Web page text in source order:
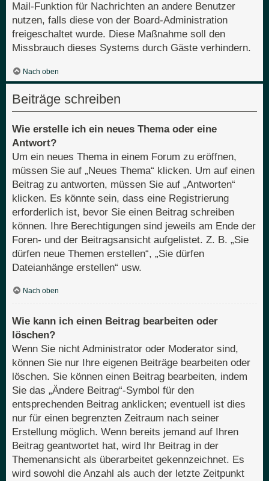
Mail-Funktion für Nachrichten an andere Benutzer
nutzen, falls diese von der Board-Administration
freigeschaltet wurde. Diese Maßnahme soll den
Missbrauch dieses Systems durch Gäste verhindern.
Nach oben
Beiträge schreiben
Wie erstelle ich ein neues Thema oder eine
Antwort?
Um ein neues Thema in einem Forum zu eröffnen,
müssen Sie auf „Neues Thema“ klicken. Um auf einen
Beitrag zu antworten, müssen Sie auf „Antworten“
klicken. Es könnte sein, dass eine Registrierung
erforderlich ist, bevor Sie einen Beitrag schreiben
können. Ihre Berechtigungen sind jeweils am Ende der
Foren- und der Beitragsansicht aufgelistet. Z. B. „Sie
dürfen neue Themen erstellen“, „Sie dürfen
Dateianhänge erstellen“ usw.
Nach oben
Wie kann ich einen Beitrag bearbeiten oder
löschen?
Wenn Sie nicht Administrator oder Moderator sind,
können Sie nur Ihre eigenen Beiträge bearbeiten oder
löschen. Sie können einen Beitrag bearbeiten, indem
Sie das „Ändere Beitrag“-Symbol für den
entsprechenden Beitrag anklicken; eventuell ist dies
nur für einen begrenzten Zeitraum nach seiner
Erstellung möglich. Wenn bereits jemand auf Ihren
Beitrag geantwortet hat, wird Ihr Beitrag in der
Themenansicht als überarbeitet gekennzeichnet. Es
wird sowohl die Anzahl als auch der letzte Zeitpunkt